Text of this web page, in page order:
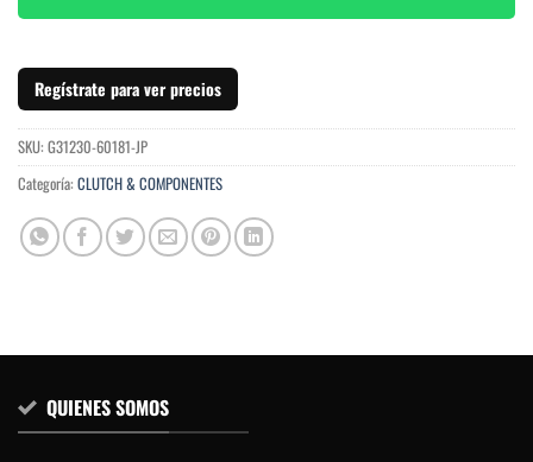
Regístrate para ver precios
SKU: G31230-60181-JP
Categoría: CLUTCH & COMPONENTES
QUIENES SOMOS